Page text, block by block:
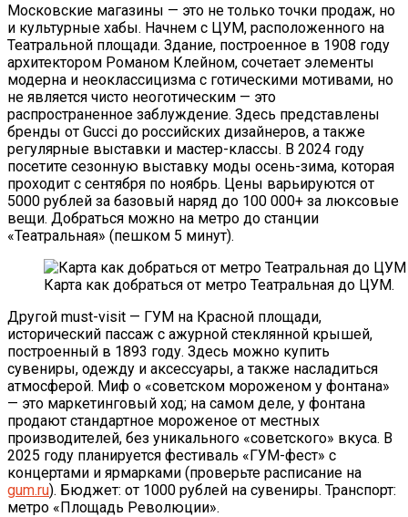
Московские магазины — это не только точки продаж, но
и культурные хабы. Начнем с ЦУМ, расположенного на
Театральной площади. Здание, построенное в 1908 году
архитектором Романом Клейном, сочетает элементы
модерна и неоклассицизма с готическими мотивами, но
не является чисто неоготическим — это
распространенное заблуждение. Здесь представлены
бренды от Gucci до российских дизайнеров, а также
регулярные выставки и мастер-классы. В 2024 году
посетите сезонную выставку моды осень-зима, которая
проходит с сентября по ноябрь. Цены варьируются от
5000 рублей за базовый наряд до 100 000+ за люксовые
вещи. Добраться можно на метро до станции
«Театральная» (пешком 5 минут).
Карта как добраться от метро Театральная до ЦУМ.
Другой must-visit — ГУМ на Красной площади,
исторический пассаж с ажурной стеклянной крышей,
построенный в 1893 году. Здесь можно купить
сувениры, одежду и аксессуары, а также насладиться
атмосферой. Миф о «советском мороженом у фонтана»
— это маркетинговый ход; на самом деле, у фонтана
продают стандартное мороженое от местных
производителей, без уникального «советского» вкуса. В
2025 году планируется фестиваль «ГУМ-фест» с
концертами и ярмарками (проверьте расписание на
gum.ru). Бюджет: от 1000 рублей на сувениры. Транспорт:
метро «Площадь Революции».